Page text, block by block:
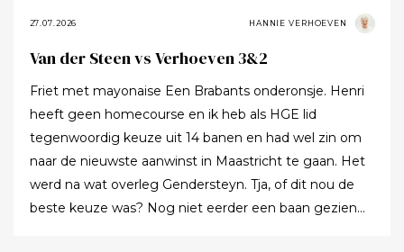
27.07.2026 HANNIE VERHOEVEN
Van der Steen vs Verhoeven 3&2
Friet met mayonaise Een Brabants onderonsje. Henri
heeft geen homecourse en ik heb als HGE lid
tegenwoordig keuze uit 14 banen en had wel zin om
naar de nieuwste aanwinst in Maastricht te gaan. Het
werd na wat overleg Gendersteyn. Tja, of dit nou de
beste keuze was? Nog niet eerder een baan gezien